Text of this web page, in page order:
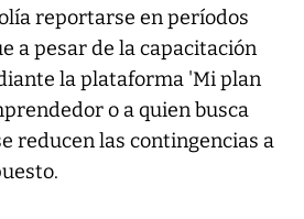
reportarse en períodos
a pesar de la capacitación
la plataforma 'Mi plan
o a quien busca
reducen las contingencias a